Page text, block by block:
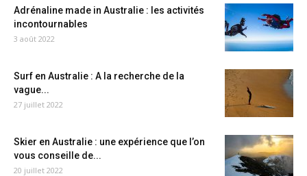
Adrénaline made in Australie : les activités
incontournables
3 août 2022
Surf en Australie : A la recherche de la
vague...
27 juillet 2022
Skier en Australie : une expérience que l’on
vous conseille de...
20 juillet 2022